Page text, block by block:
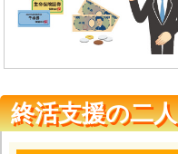
終活支援の二